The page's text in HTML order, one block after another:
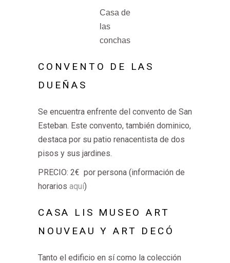
Casa de
las
conchas
CONVENTO DE LAS
DUEÑAS
Se encuentra enfrente del convento de San
Esteban. Este convento, también dominico,
destaca por su patio renacentista de dos
pisos y sus jardines.
PRECIO: 2€ por persona (información de
horarios aquí)
CASA LIS MUSEO ART
NOUVEAU Y ART DECÓ
Tanto el edificio en sí como la colección